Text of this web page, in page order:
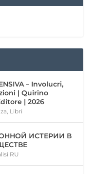
– Involucri,
| Quirino
| 2026
, Libri
ИСТЕРИИ В
RU